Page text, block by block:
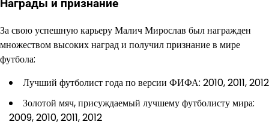
Награды и признание
За свою успешную карьеру Малич Мирослав был награжден
множеством высоких наград и получил признание в мире
футбола:
Лучший футболист года по версии ФИФА: 2010, 2011, 2012
Золотой мяч, присуждаемый лучшему футболисту мира:
2009, 2010, 2011, 2012